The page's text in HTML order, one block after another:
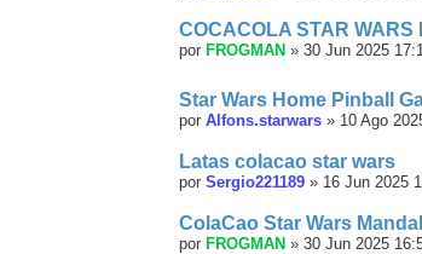
COCACOLA STAR
por FROGMAN » 30 Jun 2025
Star Wars Home Pinball
por Alfons.starwars » 10 Ago
Latas colacao star wars
por Sergio221189 » 16 Jun 2025
ColaCao Star Wars
por FROGMAN » 30 Jun 2025